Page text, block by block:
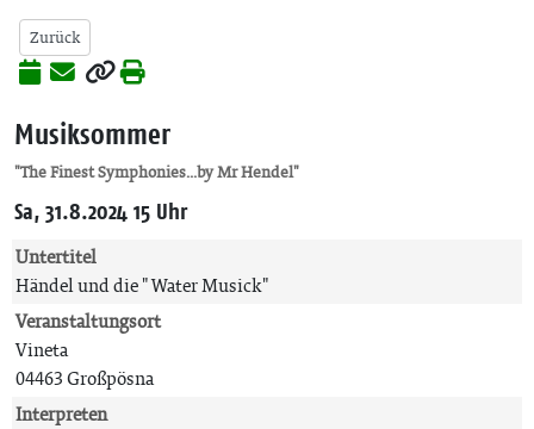
Zurück
Musiksommer
"The Finest Symphonies...by Mr Hendel"
Sa, 31.8.2024 15 Uhr
Untertitel
Händel und die " Water Musick"
Veranstaltungsort
Vineta
04463 Großpösna
Interpreten